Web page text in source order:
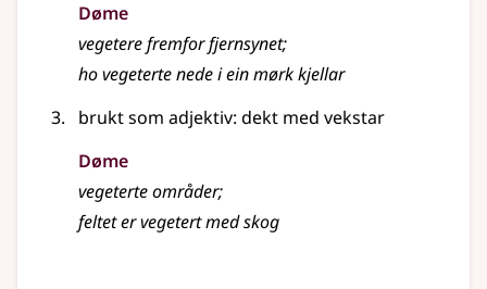
Døme
vegetere fremfor fjernsynet;
ho vegeterte nede i ein mørk kjellar
brukt som adjektiv: dekt med vekstar
Døme
vegeterte områder;
feltet er vegetert med skog